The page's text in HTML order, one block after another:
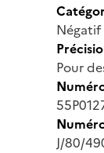
Négatif
Pour
J/80/